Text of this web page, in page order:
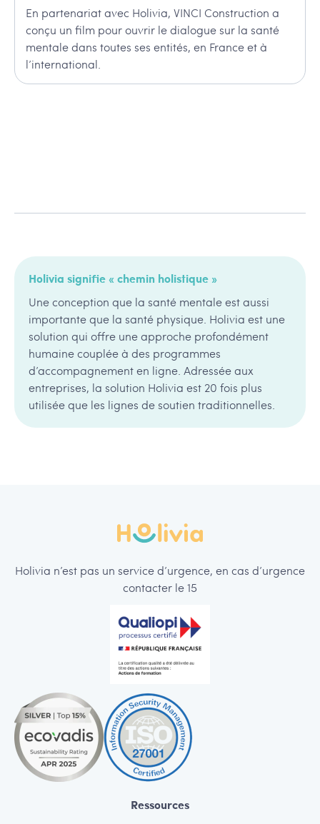
En partenariat avec Holivia, VINCI Construction a
conçu un film pour ouvrir le dialogue sur la santé
mentale dans toutes ses entités, en France et à
l’international.
Holivia signifie « chemin holistique »
Une conception que la santé mentale est aussi
importante que la santé physique. Holivia est une
solution qui offre une approche profondément
humaine couplée à des programmes
d’accompagnement en ligne. Adressée aux
entreprises, la solution Holivia est 20 fois plus
utilisée que les lignes de soutien traditionnelles.
Holivia n’est pas un service d’urgence, en cas d’urgence
contacter le 15
Ressources